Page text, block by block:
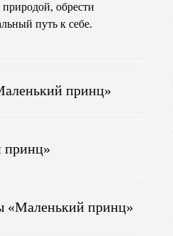
обрести
путь к себе.
принц»
принц»
«Маленький принц»